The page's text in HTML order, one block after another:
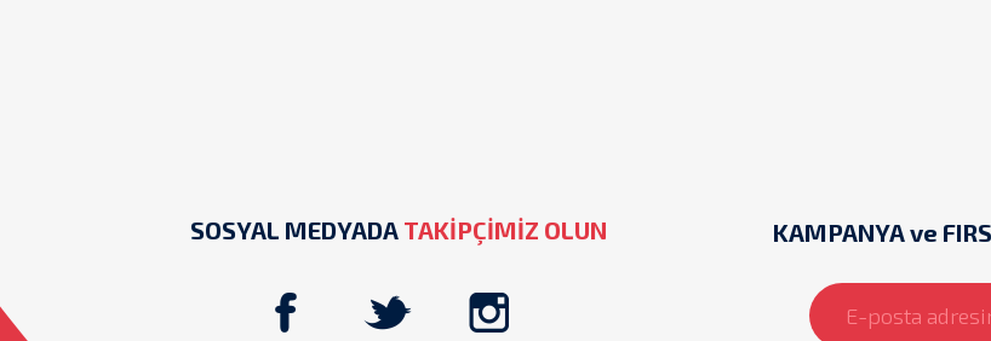
SOSYAL MEDYADA TAKİPÇİMİZ OLUN KAMPANYA ve